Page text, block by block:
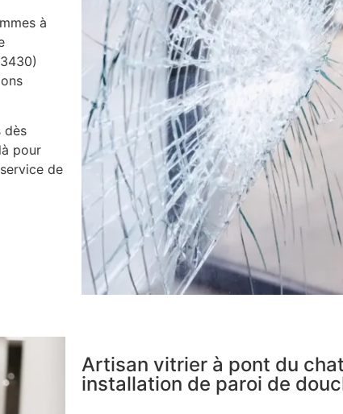
à
dès
pour
de
Artisan vitrier à pont du
installation de paroi de